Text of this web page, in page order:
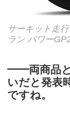
サーキット走
ラン パワー
━━両商品
いだと発表
ですね。